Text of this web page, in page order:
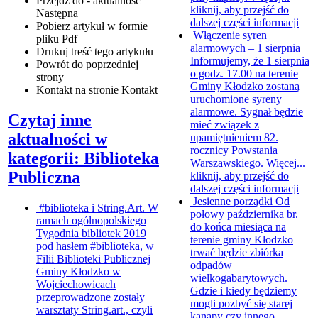
Następna
Pobierz artykuł w formie
pliku Pdf
Drukuj treść tego artykułu
Powrót do poprzedniej
strony
Kontakt na stronie Kontakt
Czytaj inne
aktualności w
kategorii: Biblioteka
Publiczna
#biblioteka i String.Art. W
ramach ogólnopolskiego
Tygodnia bibliotek 2019
pod hasłem #biblioteka, w
Filii Biblioteki Publicznej
Gminy Kłodzko w
Wojciechowicach
przeprowadzone zostały
warsztaty String.art., czyli
kliknij, aby przejść do
dalszej części informacji
Włączenie syren
alarmowych – 1 sierpnia
Informujemy, że 1 sierpnia
o godz. 17.00 na terenie
Gminy Kłodzko zostaną
uruchomione syreny
alarmowe. Sygnał będzie
mieć związek z
upamiętnieniem 82.
rocznicy Powstania
Warszawskiego. Więcej...
kliknij, aby przejść do
dalszej części informacji
Jesienne porządki Od
połowy października br.
do końca miesiąca na
terenie gminy Kłodzko
trwać będzie zbiórka
odpadów
wielkogabarytowych.
Gdzie i kiedy będziemy
mogli pozbyć się starej